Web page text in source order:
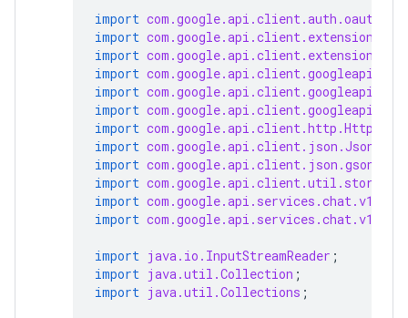
import
import
import
import
import
import
import
import
import
import
import
import
import java.io.InputStreamReader ;
import java.util.Collection ;
import java.util.Collections ;